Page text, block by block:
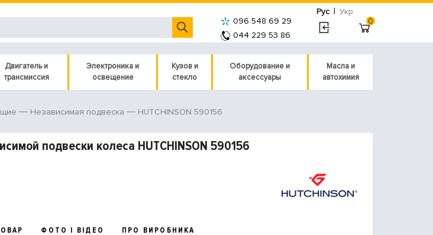
Рус | Укр
096 548 69 29
044 229 53 86
0
Двигатель и
трансмиссия
Электроника и
освещение
Кузов и
стекло
Оборудование и
аксессуары
Масла и
автохимия
Независимая подвеска HUTCHINSON 590156
подвески колеса HUTCHINSON 590156
ФОТО І ВІДЕО ПРО ВИРОБНИКА